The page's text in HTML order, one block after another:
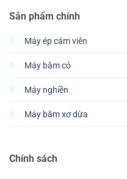
Sản phẩm chính
Máy ép cám viên
Máy băm cỏ
Máy nghiền
Máy băm xơ dừa
Chính sách